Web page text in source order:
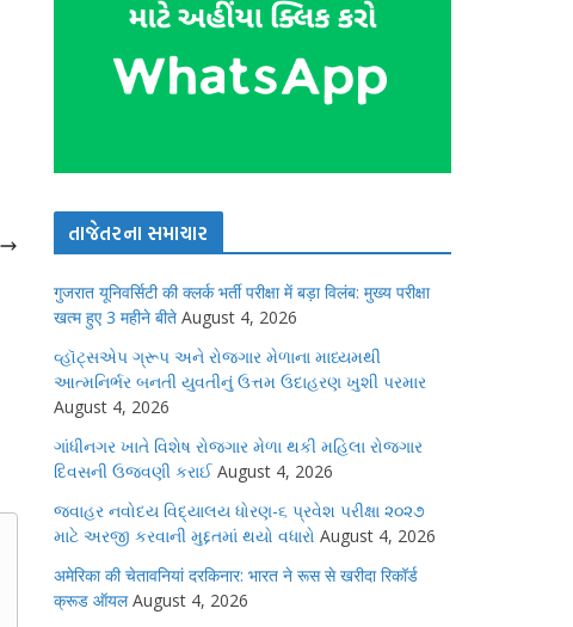
તાજેતરના સમાચાર
गुजरात यूनिवर्सिटी की क्लर्क भर्ती परीक्षा में बड़ा विलंब: मुख्य परीक्षा
खत्म हुए 3 महीने बीते August 4, 2026
વ્હૉટ્સએપ ગ્રૂપ અને રોજગાર મેળાના માધ્યમથી
આત્મનિર્ભર બનતી યુવતીનું ઉત્તમ ઉદાહરણ ખુશી પરમાર
August 4, 2026
ગાંધીનગર ખાતે વિશેષ રોજગાર મેળા થકી મહિલા રોજગાર
દિવસની ઉજવણી કરાઈ August 4, 2026
જવાહર નવોદય વિદ્યાલય ધોરણ-૬ પ્રવેશ પરીક્ષા ૨૦૨૭
માટે અરજી કરવાની મુદ્દતમાં થયો વધારો August 4, 2026
अमेरिका की चेतावनियां दरकिनार: भारत ने रूस से खरीदा रिकॉर्ड
क्रूड ऑयल August 4, 2026